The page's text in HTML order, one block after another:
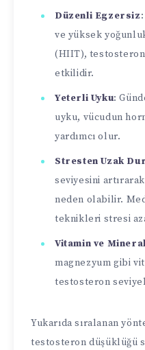
Düzenli Egzersiz
ve yüksek
(HIIT),
etkilidir.
Yeterli Uyku:
uyku, vücudun
yardımcı olur.
Stresten Uzak
seviyesini
neden olabilir.
teknikleri stresi
Vitamin ve
magnezyum gibi
testosteron
Yukarıda sıralanan
testosteron düşüklüğü